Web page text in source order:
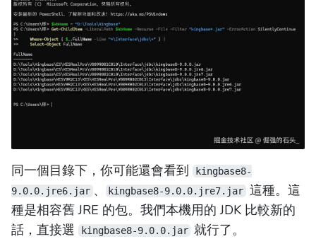
同一個目錄下，你可能還會看到
kingbase8-
9.0.0.jre6.jar 、 kingbase8-9.0.0.jre7.jar 這種。這
種是相容舊 JRE 的包。我們本機用的 JDK 比較新的
話，直接選
kingbase8-9.0.0.jar 就行了。